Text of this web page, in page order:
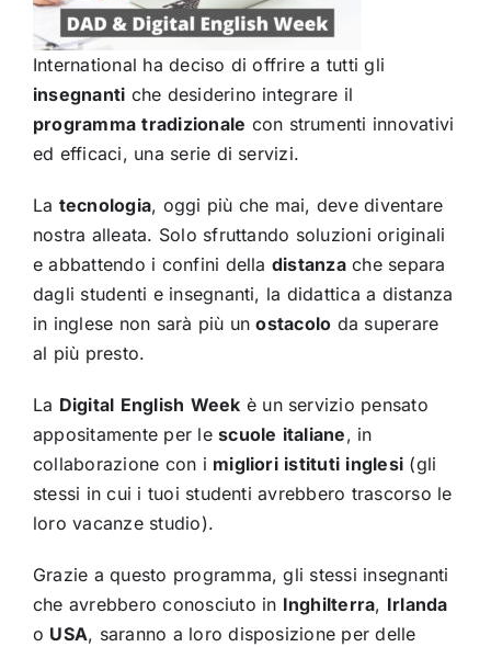
International ha deciso di offrire a tutti gli
insegnanti che desiderino integrare il
programma tradizionale con strumenti innovativi
ed efficaci, una serie di servizi.
La tecnologia, oggi più che mai, deve diventare
nostra alleata. Solo sfruttando soluzioni originali
e abbattendo i confini della distanzache separa
dagli studenti e insegnanti, la didattica a distanza
in inglese non sarà più unostacolo da superare
al più presto.
La Digital English Week è un servizio pensato
appositamente per lescuole italiane, in
collaborazione con i migliori istituti inglesi (gli
stessi in cui i tuoi studenti avrebbero trascorso le
loro vacanze studio).
Grazie a questo programma, gli stessi insegnanti
che avrebbero conosciuto in Inghilterra, Irlanda
o USA, saranno a loro disposizione per delle